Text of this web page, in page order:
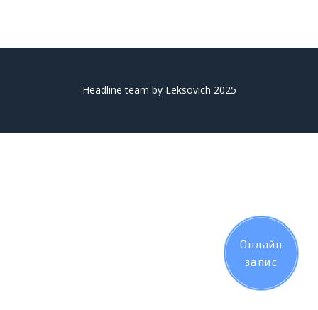
Headline team by Leksovich 2025
Онлайн
запис